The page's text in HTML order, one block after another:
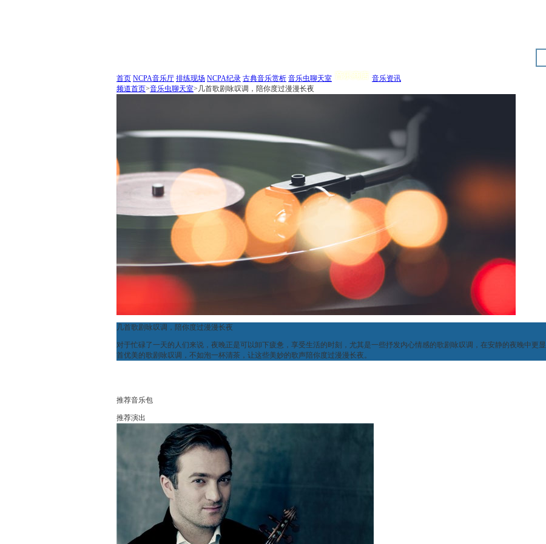
首页 NCPA音乐厅 排练现场 NCPA纪录 古典音乐赏析 音乐虫聊天室
音乐资讯
频道首页>音乐虫聊天室> 几首歌剧咏叹调，陪你度过漫漫长夜
几首歌剧咏叹调，陪你度过漫漫长夜
对于忙碌了一天的人们来说，夜晚正是可以卸下疲惫，享受生活的时刻，尤其是一些抒发内心情感的歌剧咏叹调，在安静的夜晚中更
首优美的歌剧咏叹调，不如泡一杯清茶，让这些美妙的歌声陪你度过漫漫长夜。
推荐音乐包
推荐演出